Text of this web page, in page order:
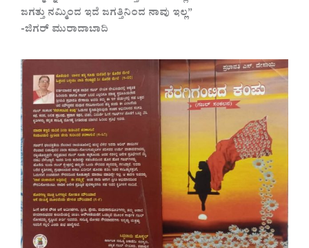
ಜಗತ್ತು ನಮ್ಮಿಂದ ಇದೆ ಜಗತ್ತಿನಿಂದ ನಾವು ಇಲ್ಲ”
-ಜಿಗರ್ ಮುರಾದಾಬಾದಿ